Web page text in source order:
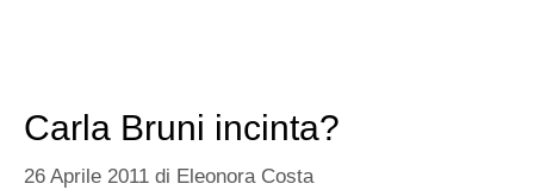
Carla Bruni incinta?
26 Aprile 2011 di Eleonora Costa